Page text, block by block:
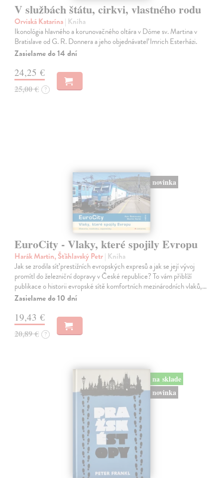
V službách štátu, cirkvi, vlastného rodu
Orviská Katarína| Kniha
Ikonológia hlavného a korunovačného oltára v Dóme sv. Martina v
Bratislave od G. R. Donnera a jeho objednávateľ Imrich Esterházi.
Zasielame do 14 dní
24,25 €
25,00 € ?
novinka
EuroCity - Vlaky, které spojily Evropu
Harák Martin, Šťáhlavský Petr| Kniha
Jak se zrodila síť prestižních evropských expresů a jak se její vývoj
promítl do železniční dopravy v České republice? To vám přiblíží
publikace o historii evropské sítě komfortních mezinárodních vlaků,…
Zasielame do 10 dní
19,43 €
20,89 € ?
na sklade
novinka